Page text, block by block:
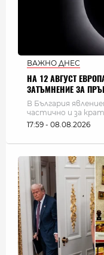
ВАЖНО ДНЕС
НА 12 АВГУСТ
ЗАТЪМНЕНИЕ ЗА
В България
частично и за
17:59 - 08.08.2026